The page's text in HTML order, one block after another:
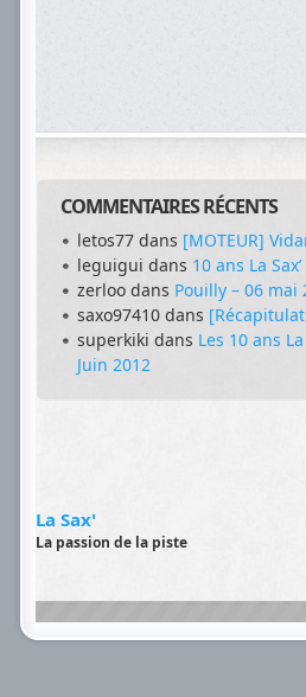
COMMENTAIRES RÉCENTS
letos77 dans [MOTEUR]
leguigui dans 10 ans La
zerloo dans Pouilly – 06 mai
saxo97410 dans
superkiki dans Les 10 ans
Juin 2012
La Sax'
La passion de la piste